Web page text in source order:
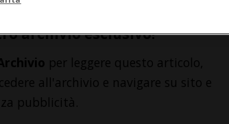
archivio esclusivo!
per leggere questo articolo,
all'archivio e navigare su sito e
pubblicità.